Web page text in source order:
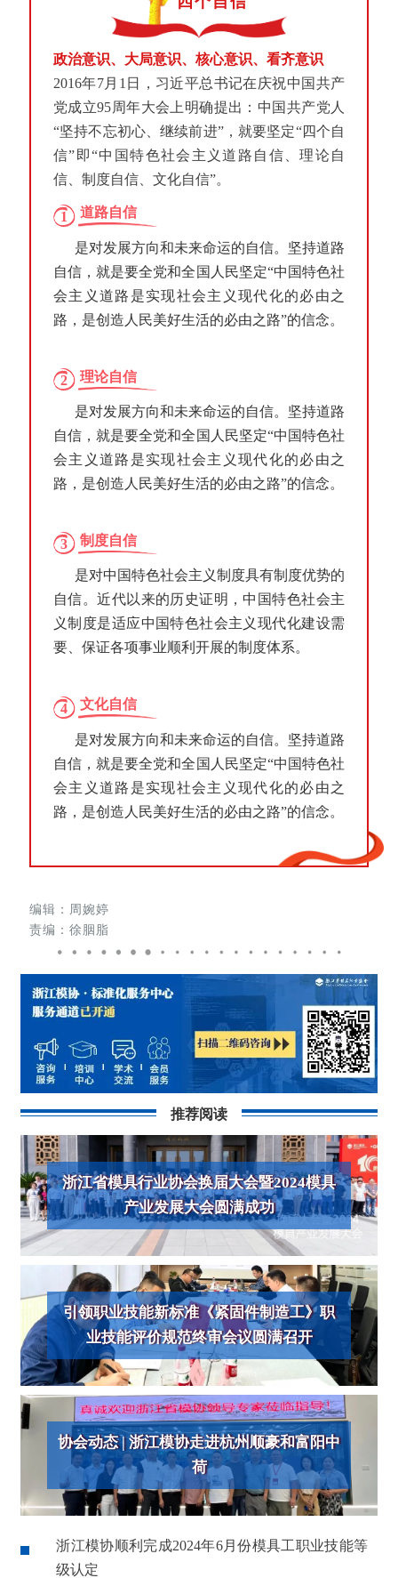
政治意识、大局意识、核心意识、看齐意识
2016年7月1日，习近平总书记在庆祝中国共产
党成立95周年大会上明确提出：中国共产党人
“坚持不忘初心、继续前进”，就要坚定“四个自
信”即“中国特色社会主义道路自信、理论自
信、制度自信、文化自信”。
1 道路自信
是对发展方向和未来命运的自信。坚持道路
自信，就是要全党和全国人民坚定“中国特色社
会主义道路是实现社会主义现代化的必由之
路，是创造人民美好生活的必由之路”的信念。
2 理论自信
是对发展方向和未来命运的自信。坚持道路
自信，就是要全党和全国人民坚定“中国特色社
会主义道路是实现社会主义现代化的必由之
路，是创造人民美好生活的必由之路”的信念。
3 制度自信
是对中国特色社会主义制度具有制度优势的
自信。近代以来的历史证明，中国特色社会主
义制度是适应中国特色社会主义现代化建设需
要、保证各项事业顺利开展的制度体系。
4 文化自信
是对发展方向和未来命运的自信。坚持道路
自信，就是要全党和全国人民坚定“中国特色社
会主义道路是实现社会主义现代化的必由之
路，是创造人民美好生活的必由之路”的信念。
编辑：周婉婷
责编：徐胭脂
推荐阅读
浙江省模具行业协会换届大会暨2024模具
产业发展大会圆满成功
引领职业技能新标准《紧固件制造工》职
业技能评价规范终审会议圆满召开
协会动态 | 浙江模协走进杭州顺豪和富阳中
荷
浙江模协顺利完成2024年6月份模具工职业技能等
级认定